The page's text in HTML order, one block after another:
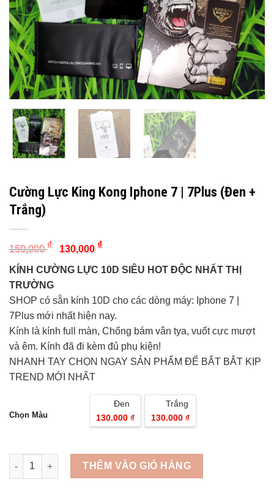
Cường Lực King Kong Iphone 7 | 7Plus (Đen +
Trắng)
150,000₫
Original
price
was:
150,000 ₫.
130,000 ₫Current
is:
130,000 ₫.
KÍNH CƯỜNG LỰC 10D SIÊU HOT ĐỘC NHẤT THỊ
TRƯỜNG
SHOP có sẵn kính 10D cho các dòng máy: Iphone 7 |
7Plus mới nhất hiện nay.
Kính là kính full màn, Chống bám vân tya, vuốt cực mượt
và êm. Kính đã đi kèm đủ phụ kiện!
NHANH TAY CHỌN NGAY SẢN PHẨM ĐỂ BẮT BẮT KỊP
TREND MỚI NHẤT
Chọn Màu
Đen
130.000 ₫
Trắng
130.000 ₫
Quantity
THÊM VÀO GIỎ HÀNG